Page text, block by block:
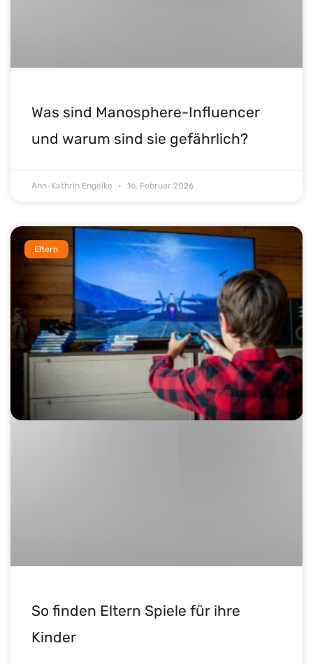
Was sind Manosphere-Influencer
und warum sind sie gefährlich?
Ann-Kathrin Engelke 16. Februar 2026
Eltern
So finden Eltern Spiele für ihre
Kinder